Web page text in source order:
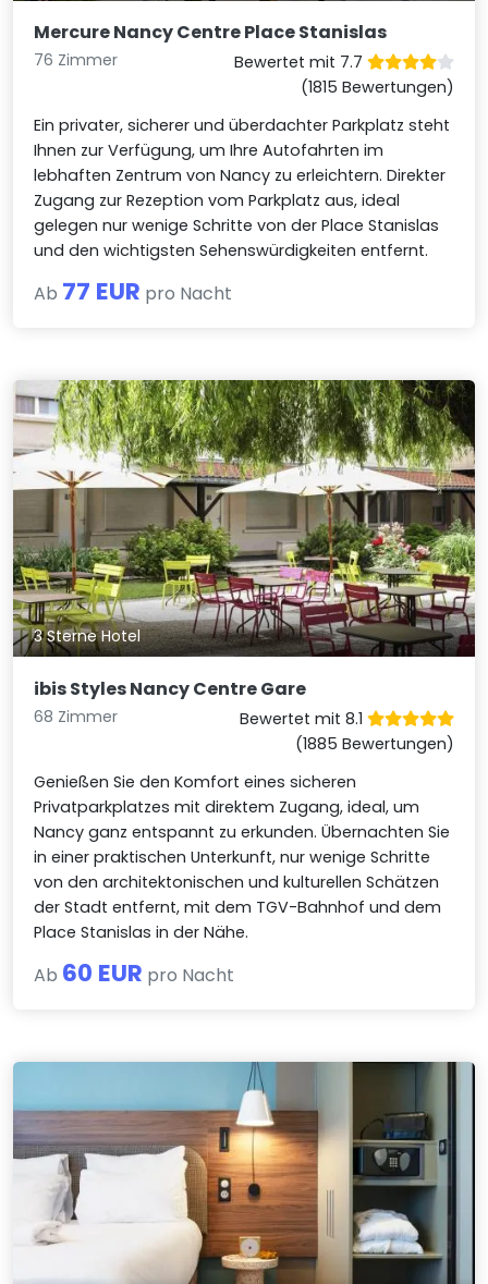
Mercure Nancy Centre Place Stanislas
76 Zimmer
Bewertet mit 7.7
(1815 Bewertungen)
Ein privater, sicherer und überdachter Parkplatz steht
Ihnen zur Verfügung, um Ihre Autofahrten im
lebhaften Zentrum von Nancy zu erleichtern. Direkter
Zugang zur Rezeption vom Parkplatz aus, ideal
gelegen nur wenige Schritte von der Place Stanislas
und den wichtigsten Sehenswürdigkeiten entfernt.
Ab 77 EUR pro Nacht
3 Sterne Hotel
ibis Styles Nancy Centre Gare
68 Zimmer
Bewertet mit 8.1
(1885 Bewertungen)
Genießen Sie den Komfort eines sicheren
Privatparkplatzes mit direktem Zugang, ideal, um
Nancy ganz entspannt zu erkunden. Übernachten Sie
in einer praktischen Unterkunft, nur wenige Schritte
von den architektonischen und kulturellen Schätzen
der Stadt entfernt, mit dem TGV-Bahnhof und dem
Place Stanislas in der Nähe.
Ab 60 EUR pro Nacht